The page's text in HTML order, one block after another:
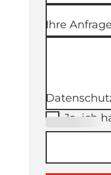
Ihre Anfrage
Ja, ich